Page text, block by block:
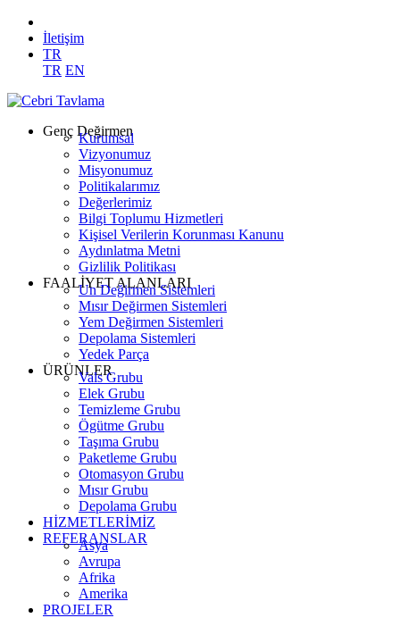
İletişim
TR
TR EN
Genç Değirmen
Kurumsal
Vizyonumuz
Misyonumuz
Politikalarımız
Değerlerimiz
Bilgi Toplumu Hizmetleri
Kişisel Verilerin Korunması Kanunu
Aydınlatma Metni
Gizlilik Politikası
FAALİYET ALANLARI
Un Değirmen Sistemleri
Mısır Değirmen Sistemleri
Yem Değirmen Sistemleri
Depolama Sistemleri
Yedek Parça
ÜRÜNLER
Vals Grubu
Elek Grubu
Temizleme Grubu
Ögütme Grubu
Taşıma Grubu
Paketleme Grubu
Otomasyon Grubu
Mısır Grubu
Depolama Grubu
HİZMETLERİMİZ
REFERANSLAR
Asya
Avrupa
Afrika
Amerika
PROJELER